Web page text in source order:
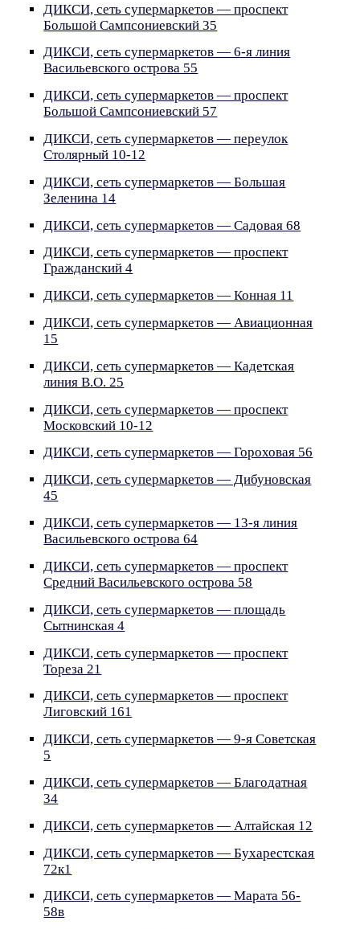
ДИКСИ, сеть супермаркетов — проспект
Большой Сампсониевский 35
ДИКСИ, сеть супермаркетов — 6-я линия
Васильевского острова 55
ДИКСИ, сеть супермаркетов — проспект
Большой Сампсониевский 57
ДИКСИ, сеть супермаркетов — переулок
Столярный 10-12
ДИКСИ, сеть супермаркетов — Большая
Зеленина 14
ДИКСИ, сеть супермаркетов — Садовая 68
ДИКСИ, сеть супермаркетов — проспект
Гражданский 4
ДИКСИ, сеть супермаркетов — Конная 11
ДИКСИ, сеть супермаркетов — Авиационная
15
ДИКСИ, сеть супермаркетов — Кадетская
линия В.О. 25
ДИКСИ, сеть супермаркетов — проспект
Московский 10-12
ДИКСИ, сеть супермаркетов — Гороховая 56
ДИКСИ, сеть супермаркетов — Дибуновская
45
ДИКСИ, сеть супермаркетов — 13-я линия
Васильевского острова 64
ДИКСИ, сеть супермаркетов — проспект
Средний Васильевского острова 58
ДИКСИ, сеть супермаркетов — площадь
Сытнинская 4
ДИКСИ, сеть супермаркетов — проспект
Тореза 21
ДИКСИ, сеть супермаркетов — проспект
Лиговский 161
ДИКСИ, сеть супермаркетов — 9-я Советская
5
ДИКСИ, сеть супермаркетов — Благодатная
34
ДИКСИ, сеть супермаркетов — Алтайская 12
ДИКСИ, сеть супермаркетов — Бухарестская
72к1
ДИКСИ, сеть супермаркетов — Марата 56-
58в